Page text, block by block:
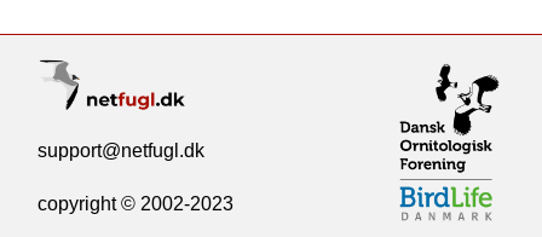
support@netfugl.dk
copyright © 2002-2023